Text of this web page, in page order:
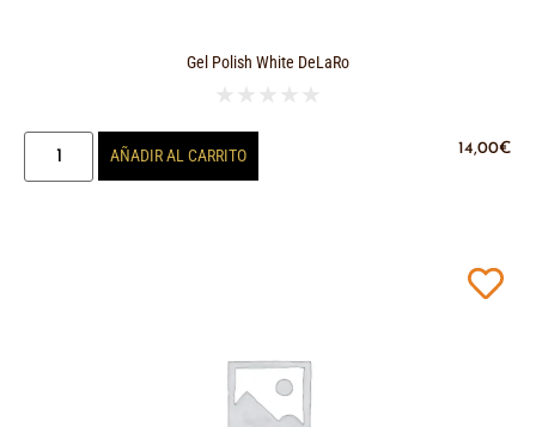
Gel Polish White DeLaRo
★ ★ ★ ★ ★
14,00€
AÑADIR AL CARRITO